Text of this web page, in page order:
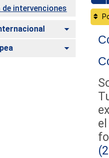
de intervenciones
Alternar
Alternar